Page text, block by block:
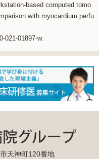
based computed tomo
with myocardium perfu
021-01897-w.
天神町120番地